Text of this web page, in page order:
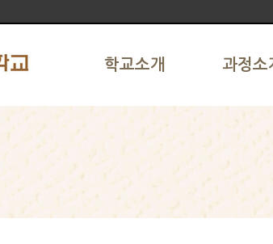
학교소개 과정소